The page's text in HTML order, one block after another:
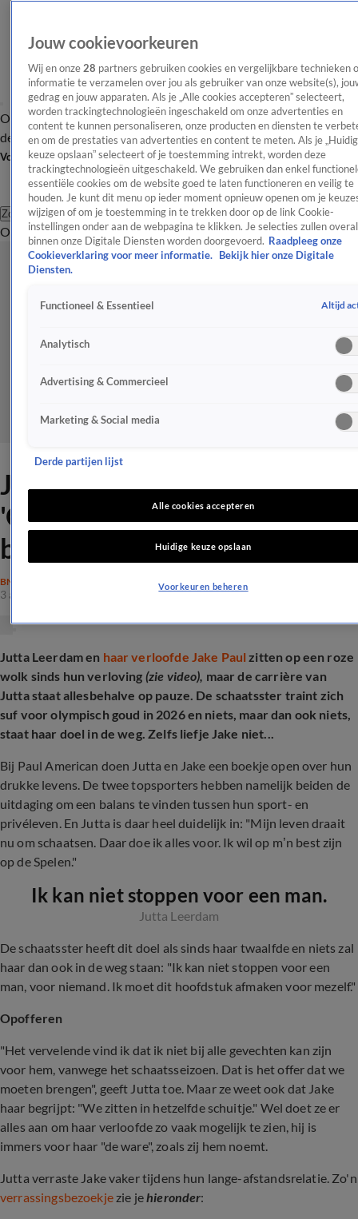
OverzichtAfleveringen Entertainment TV Algemeen
Tip
de redactieNieuwsbrief
Volg Shownieuws
Zoeken
OverzichtEntertainmentSpraakmakendRealityCrimeVideo's
Jutta kiest sport boven Jake:
'Offer dat we moeten
brengen'
BN'ERS
3 apr 2025, 17:25
Jutta Leerdam en haar verloofde Jake Paulzitten op een roze
wolk sinds hun verloving (zie video), maar de carrière van
Jutta staat allesbehalve op pauze. De schaatsster traint zich
suf voor olympisch goud in 2026 en niets, maar dan ook niets,
staat haar doel in de weg. Zelfs liefje Jake niet...
Bij Paul American doen Jutta en Jake een boekje open over hun
drukke levens. De twee topsporters hebben namelijk beiden de
uitdaging om een balans te vinden tussen hun sport- en
privéleven. En Jutta is daar heel duidelijk in: "Mijn leven draait
nu om schaatsen. Daar doe ik alles voor. Ik wil op m’n best zijn
op de Spelen."
Ik kan niet stoppen voor een man.
Jutta Leerdam
De schaatsster heeft dit doel als sinds haar twaalfde en niets zal
haar dan ook in de weg staan: "Ik kan niet stoppen voor een
man, voor niemand. Ik moet dit hoofdstuk afmaken voor mezelf."
Opofferen
"Het vervelende vind ik dat ik niet bij alle gevechten kan zijn
voor hem, vanwege het schaatsseizoen. Dat is het offer dat we
moeten brengen", geeft Jutta toe. Maar ze weet ook dat Jake
haar begrijpt: "We zitten in hetzelfde schuitje." Wel doet ze er
alles aan om haar verloofde zo vaak mogelijk te zien, hij is
immers voor haar "de ware", zoals zij hem noemt.
Jutta verraste Jake vaker tijdens hun lange-afstandsrelatie. Zo'n
verrassingsbezoekje zie jehieronder:
Jouw cookievoorkeuren
Wij en onze 28 partners gebruiken cookies en vergelijkbare technieken
informatie te verzamelen over jou als gebruiker van onze website(s),
gedrag en jouw apparaten. Als je „Alle cookies accepteren” selecteert,
worden trackingtechnologieën ingeschakeld om onze advertenties en
content te kunnen personaliseren, onze producten en diensten te
en om de prestaties van advertenties en content te meten. Als je
keuze opslaan” selecteert of je toestemming intrekt, worden deze
trackingtechnologieën uitgeschakeld. We gebruiken dan enkel
essentiële cookies om de website goed te laten functioneren en veilig te
houden. Je kunt dit menu op ieder moment opnieuw openen om je
wijzigen of om je toestemming in te trekken door op de link Cookie-
instellingen onder aan de webpagina te klikken. Je selecties zullen overal
binnen onze Digitale Diensten worden doorgevoerd. Raadpleeg onze
Cookieverklaring voor meer informatie.
Bekijk hier onze Digitale
Diensten.
Functioneel & Essentieel Altijd
Analytisch
Advertising & Commercieel
Marketing & Social media
Derde partijen lijst
Alle cookies accepteren
Huidige keuze opslaan
Voorkeuren beheren